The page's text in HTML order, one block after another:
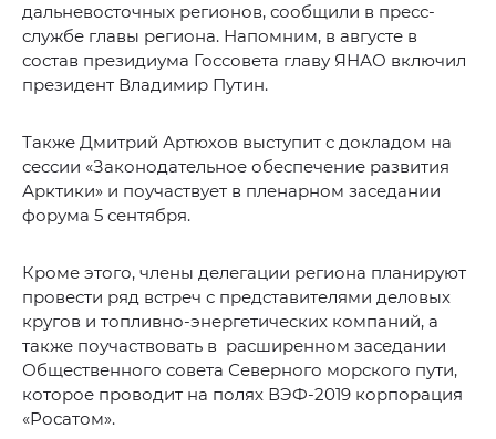
дальневосточных регионов, сообщили в пресс-
службе главы региона. Напомним, в августе в
состав президиума Госсовета главу ЯНАО включил
президент Владимир Путин.
Также Дмитрий Артюхов выступит с докладом на
сессии «Законодательное обеспечение развития
Арктики» и поучаствует в пленарном заседании
форума 5 сентября.
Кроме этого, члены делегации региона планируют
провести ряд встреч с представителями деловых
кругов и топливно-энергетических компаний, а
также поучаствовать в расширенном заседании
Общественного совета Северного морского пути,
которое проводит на полях ВЭФ-2019 корпорация
«Росатом».